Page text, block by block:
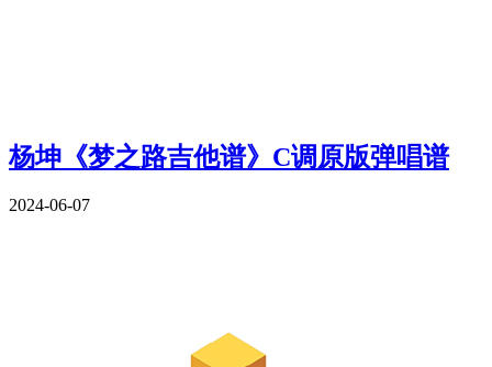
杨坤《梦之路吉他谱》C调原版弹唱谱
2024-06-07